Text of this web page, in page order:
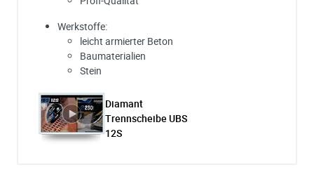
Werkstoffe:
leicht armierter Beton
Baumaterialien
Stein
Diamant
Trennscheibe UBS
12S